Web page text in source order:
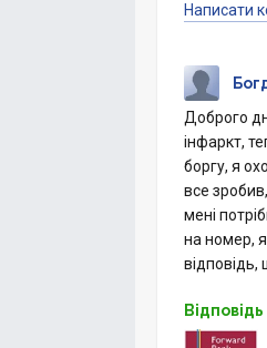
Написати
Доброго
інфаркт,
боргу, я
все
мені
на номер,
відповідь,